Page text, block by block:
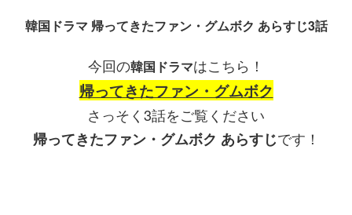
韓国ドラマ 帰ってきたファン・グムボク あらすじ3話
今回の韓国ドラマはこちら！
帰ってきたファン・グムボク
さっそく3話をご覧ください
帰ってきたファン・グムボク あらすじです！